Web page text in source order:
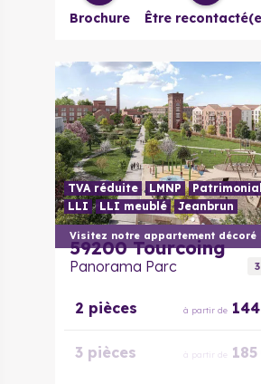
Brochure Être
Visitez notre appartement décoré
TVA réduite LMNP
Patrimonial
LLI
LLI meublé Jeanbrun
59200 Tourcoing
Panorama Parc
2 pièces à partir de
3 pièces à partir de